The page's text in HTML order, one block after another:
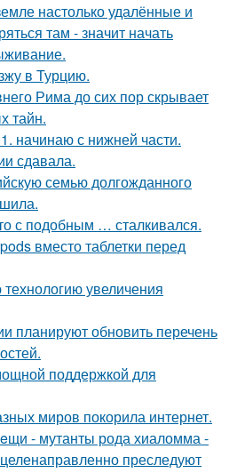
настолько удалённые и
там - значит начать
в Турцию.
Рима до сих пор скрывает
тайн.
начинаю с нижней части.
сдавала.
семью долгожданного
с подобным … сталкивался.
вместо таблетки перед
увеличения
планируют обновить перечень
поддержкой для
миров покорила интернет.
- мутанты рода хиаломма -
преследуют